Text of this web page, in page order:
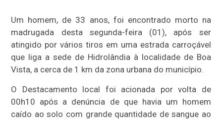
Um homem, de 33 anos, foi encontrado morto na
madrugada desta segunda-feira (01), após ser
atingido por vários tiros em uma estrada carroçável
que liga a sede de Hidrolândia à localidade de Boa
Vista, a cerca de 1 km da zona urbana do município.
O Destacamento local foi acionada por volta de
00h10 após a denúncia de que havia um homem
caído ao solo com grande quantidade de sangue ao